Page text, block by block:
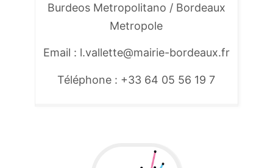
Burdeos Metropolitano / Bordeaux
Metropole
Email : l.vallette@mairie-bordeaux.fr
Téléphone : +33 64 05 56 19 7